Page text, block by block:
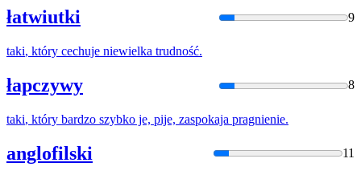
łatwiutki 9
taki, który cechuje niewielka trudność.
łapczywy 8
taki, który bardzo szybko je, pije, zaspokaja pragnienie.
anglofilski 11